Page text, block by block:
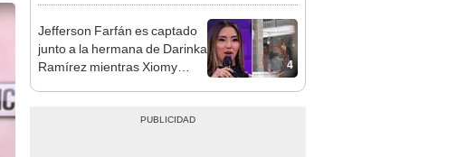
4
Jefferson Farfán es captado
junto a la hermana de Darinka
Ramírez mientras Xiomy